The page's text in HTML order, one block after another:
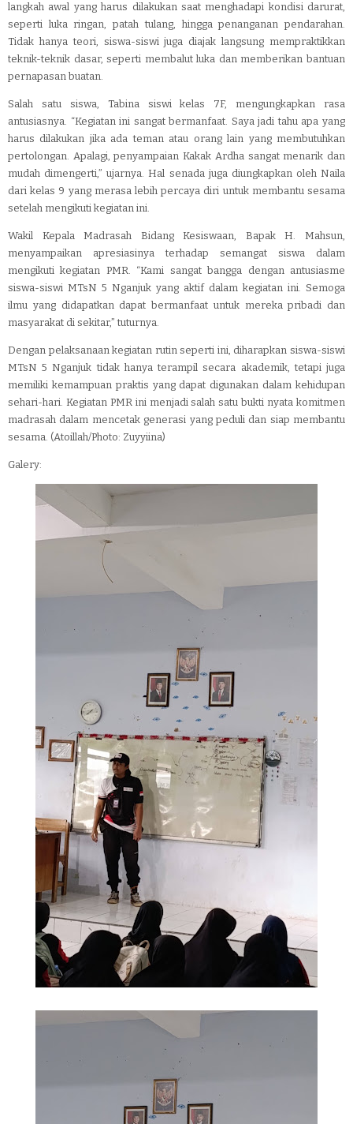
langkah awal yang harus dilakukan saat menghadapi kondisi darurat,
seperti luka ringan, patah tulang, hingga penanganan pendarahan.
Tidak hanya teori, siswa-siswi juga diajak langsung mempraktikkan
teknik-teknik dasar, seperti membalut luka dan memberikan bantuan
pernapasan buatan.
Salah satu siswa, Tabina siswi kelas 7F, mengungkapkan rasa
antusiasnya. “Kegiatan ini sangat bermanfaat. Saya jadi tahu apa yang
harus dilakukan jika ada teman atau orang lain yang membutuhkan
pertolongan. Apalagi, penyampaian Kakak Ardha sangat menarik dan
mudah dimengerti,” ujarnya. Hal senada juga diungkapkan oleh Naila
dari kelas 9 yang merasa lebih percaya diri untuk membantu sesama
setelah mengikuti kegiatan ini.
Wakil Kepala Madrasah Bidang Kesiswaan, Bapak H. Mahsun,
menyampaikan apresiasinya terhadap semangat siswa dalam
mengikuti kegiatan PMR. “Kami sangat bangga dengan antusiasme
siswa-siswi MTsN 5 Nganjuk yang aktif dalam kegiatan ini. Semoga
ilmu yang didapatkan dapat bermanfaat untuk mereka pribadi dan
masyarakat di sekitar,” tuturnya.
Dengan pelaksanaan kegiatan rutin seperti ini, diharapkan siswa-siswi
MTsN 5 Nganjuk tidak hanya terampil secara akademik, tetapi juga
memiliki kemampuan praktis yang dapat digunakan dalam kehidupan
sehari-hari. Kegiatan PMR ini menjadi salah satu bukti nyata komitmen
madrasah dalam mencetak generasi yang peduli dan siap membantu
sesama. (Atoillah/Photo: Zuyyiina)
Galery: